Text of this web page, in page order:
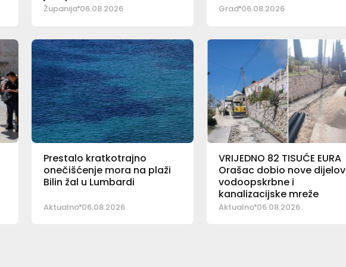
Županija 06.08.2026 Grad 06.08.2026
Prestalo kratkotrajno
onečišćenje mora na plaži
Bilin žal u Lumbardi
Aktualno 06.08.2026
VRIJEDNO 82 TISUĆE EURA
Orašac dobio nove
vodoopskrbne i
kanalizacijske mreže
Aktualno 06.08.2026